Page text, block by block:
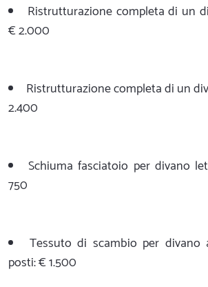
Ristrutturazione completa di un
€ 2.000
Ristrutturazione completa di un
2.400
Schiuma fasciatoio per divano
750
Tessuto di scambio per divano
posti: € 1.500